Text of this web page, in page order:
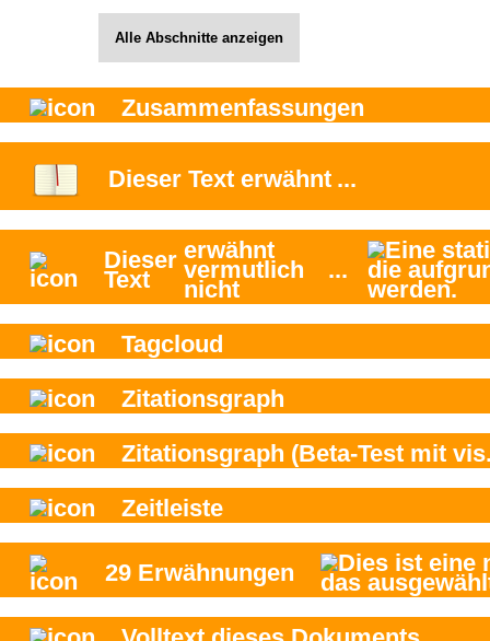
Alle Abschnitte anzeigen
Zusammenfassungen
Dieser Text erwähnt ...
Dieser
Text
erwähnt
vermutlich
nicht
...
Tagcloud
Zitationsgraph
Zitationsgraph (Beta-Test mit
Zeitleiste
29 Erwähnungen